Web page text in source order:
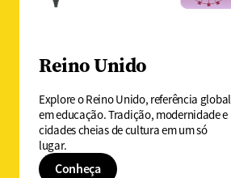
Reino Unido
Explore o Reino Unido, referência global
em educação. Tradição, modernidade e
cidades cheias de cultura em um só
lugar.
Conheça